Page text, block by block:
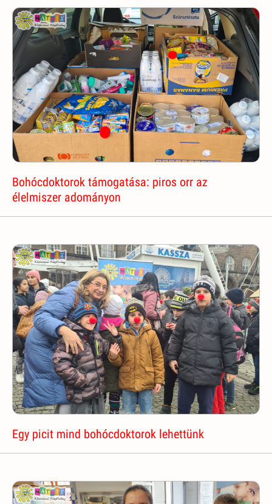
Bohócdoktorok támogatása: piros orr az
élelmiszer adományon
Egy picit mind bohócdoktorok lehettünk